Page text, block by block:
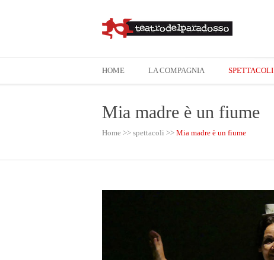
HOME LA COMPAGNIA SPETTACOLI
Mia madre è un fiume
Home >> spettacoli >> Mia madre è un fiume